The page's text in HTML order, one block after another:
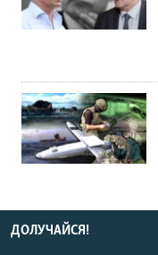
ДОЛУЧАЙСЯ!